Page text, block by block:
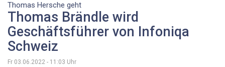
Thomas Hersche geht
Thomas Brändle wird
Geschäftsführer von Infoniqa
Schweiz
Fr 03.06.2022 - 11:03 Uhr